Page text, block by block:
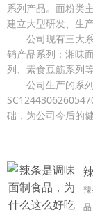
系列产品。面粉类
建立大型研发、生产
公司现有三大系
销产品系列：湘味
列、素食豆筋系列等
公司生产的系列
础， 为公司今后的